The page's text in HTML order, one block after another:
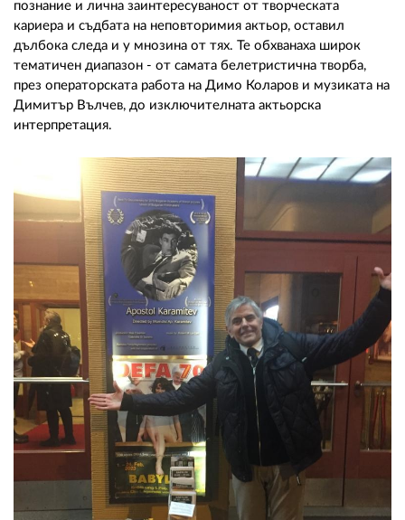
познание и лична заинтересуваност от творческата
кариера и съдбата на неповторимия актьор, оставил
дълбока следа и у мнозина от тях. Те обхванаха широк
тематичен диапазон - от самата белетристична творба,
през операторската работа на Димо Коларов и музиката на
Димитър Вълчев, до изключителната актьорска
интерпретация.